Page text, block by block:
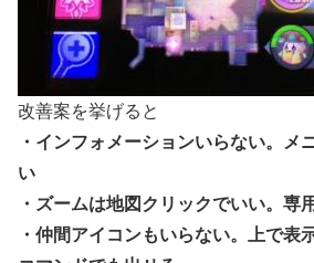
改善案を挙げると
・インフォメーションいらない。メ
い
・ズームは地図クリックでいい。専
・仲間アイコンもいらない。上で表